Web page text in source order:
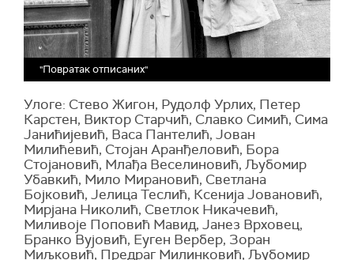
"Повратак отписаних"
Улоге: Стево Жигон, Рудолф Урлих, Петер
Карстен, Виктор Старчић, Славко Симић, Сима
Јанићијевић, Васа Пантелић, Јован
Милићевић, Стојан Аранђеловић, Бора
Стојановић, Млађа Веселиновић, Љубомир
Убавкић, Мило Мирановић, Светлана
Бојковић, Јелица Теслић, Ксенија Јовановић,
Мирјана Николић, Светлок Никачевић,
Миливоје Поповић Мавид, Јанез Врховец,
Бранко Вујовић, Еуген Вербер, Зоран
Миљковић, Предраг Милинковић, Љубомир